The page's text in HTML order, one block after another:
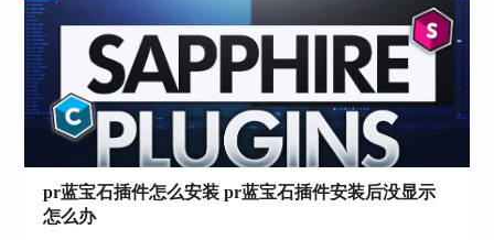
讨“mocha pro怎么导入视频 mocha怎么导出到ae”的操作步
骤，并分析Mocha Pro与Mocha的区别。...
pr蓝宝石插件怎么安装 pr蓝宝石插件安装后没显示
怎么办